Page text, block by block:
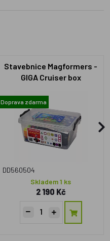
Stavebnice Magformers -
GIGA Cruiser box
Doprava zdarma
DD560504
Skladem 1 ks
2 190 Kč